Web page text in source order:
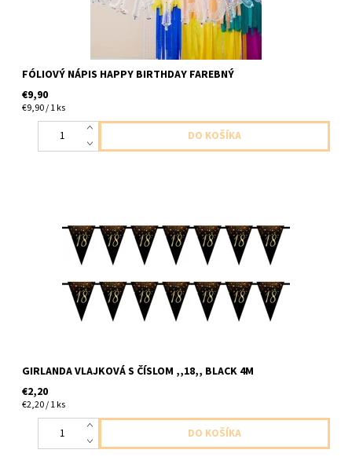
FÓLIOVÝ NÁPIS HAPPY BIRTHDAY FAREBNÝ
€9,90
€9,90 / 1 ks
GIRLANDA VLAJKOVÁ S ČÍSLOM ,,18,, BLACK 4M
€2,20
€2,20 / 1 ks